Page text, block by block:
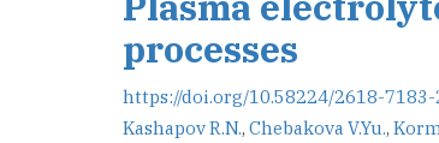
processes
https://doi.org/10.58224/2618-
Kаshapov R.N., Chebakova V.Yu.,